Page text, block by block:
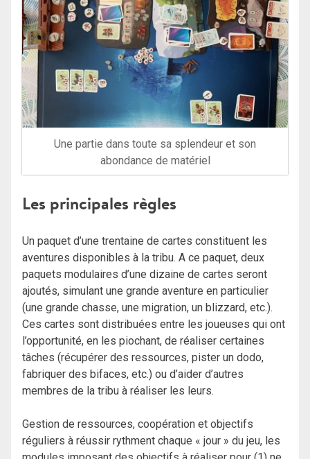
Une partie dans toute sa splendeur et son
abondance de matériel
Les principales règles
Un paquet d’une trentaine de cartes constituent les
aventures disponibles à la tribu. A ce paquet, deux
paquets modulaires d’une dizaine de cartes seront
ajoutés, simulant une grande aventure en particulier
(une grande chasse, une migration, un blizzard, etc.).
Ces cartes sont distribuées entre les joueuses qui ont
l’opportunité, en les piochant, de réaliser certaines
tâches (récupérer des ressources, pister un dodo,
fabriquer des bifaces, etc.) ou d’aider d’autres
membres de la tribu à réaliser les leurs.
Gestion de ressources, coopération et objectifs
réguliers à réussir rythment chaque « jour » du jeu, les